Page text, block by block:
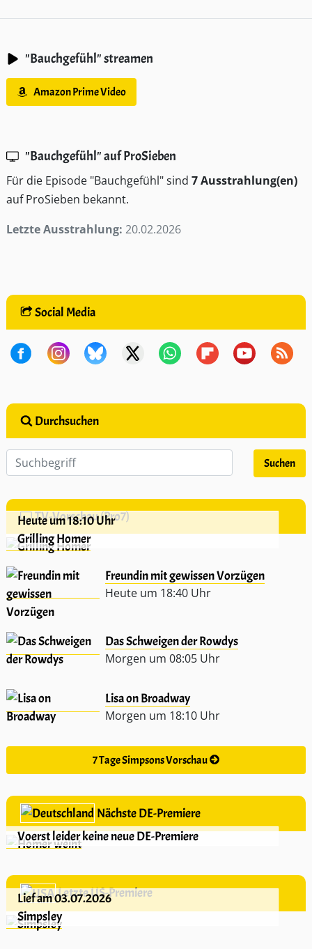
"Bauchgefühl" streamen
Amazon Prime Video
"Bauchgefühl" auf ProSieben
Für die Episode "Bauchgefühl" sind 7 Ausstrahlung(en)
auf ProSieben bekannt.
Letzte Ausstrahlung: 20.02.2026
Social Media
Durchsuchen
TV-Vorschau (Pro7)
Heute um 18:10 Uhr
Grilling Homer
Freundin mit gewissen Vorzügen
Heute um 18:40 Uhr
Das Schweigen der Rowdys
Morgen um 08:05 Uhr
Lisa on Broadway
Morgen um 18:10 Uhr
7 Tage Simpsons Vorschau
Nächste DE-Premiere
Voerst leider keine neue DE-Premiere
Letzte US-Premiere
Lief am 03.07.2026
Simpsley